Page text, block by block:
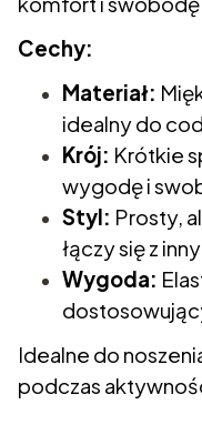
Cechy:
Materiał:
idealny do
Krój: Krótkie
wygodę i
Styl: Prosty,
łączy się z
Wygoda:
Idealne do
podczas